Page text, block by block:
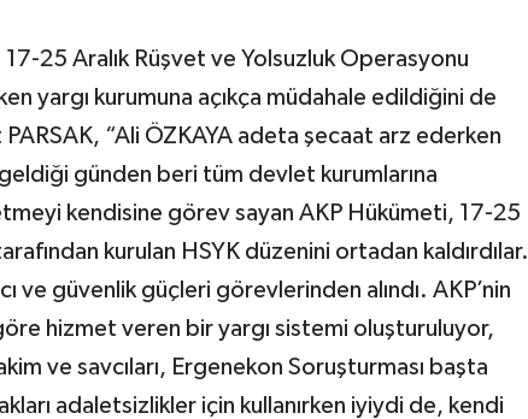
17-25 Aralık Rüşvet ve Yolsuzluk Operasyonu
yargı kurumuna açıkça müdahale edildiğini de
“Ali ÖZKAYA adeta şecaat arz ederken
günden beri tüm devlet kurumlarına
kendisine görev sayan AKP Hükümeti, 17-25
kurulan HSYK düzenini ortadan kaldırdılar.
ve güvenlik güçleri görevlerinden alındı. AKP’nin
hizmet veren bir yargı sistemi oluşturuluyor,
ve savcıları, Ergenekon Soruşturması başta
adaletsizlikler için kullanırken iyiydi de, kendi